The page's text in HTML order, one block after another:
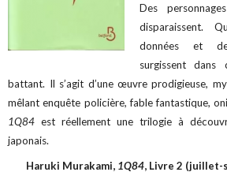
Des
disparaissent.
données et
surgissent
battant. Il s’agit d’une œuvre prodigieuse,
mêlant enquête policière, fable fantastique,
1Q84est réellement une trilogie à
japonais.
Haruki Murakami, 1Q84, Livre 2 (juillet-